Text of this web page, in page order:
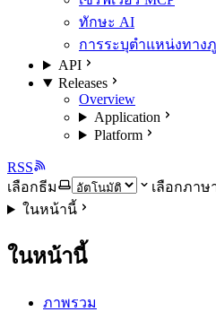
ทักษะ AI
การระบุตำแหน่งทาง
API
Releases
Overview
Application
Platform
RSS
เลือกธีม
เลือกภาษ
ในหน้านี้
ในหน้านี้
ภาพรวม